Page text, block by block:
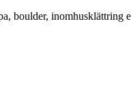
boulder, inomhusklättring